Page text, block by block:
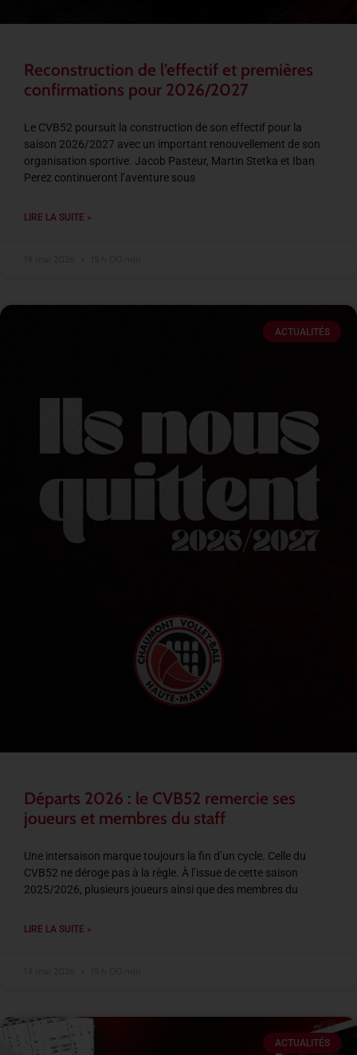
Reconstruction de l’effectif et premières
confirmations pour 2026/2027
Le CVB52 poursuit la construction de son effectif pour la
saison 2026/2027 avec un important renouvellement de son
organisation sportive. Jacob Pasteur, Martin Stetka et Iban
Perez continueront l’aventure sous
LIRE LA SUITE »
ACTUALITÉS
Départs 2026 : le CVB52 remercie ses
joueurs et membres du staff
Une intersaison marque toujours la fin d’un cycle. Celle du
CVB52 ne déroge pas à la règle. À l’issue de cette saison
2025/2026, plusieurs joueurs ainsi que des membres du
LIRE LA SUITE »
ACTUALITÉS